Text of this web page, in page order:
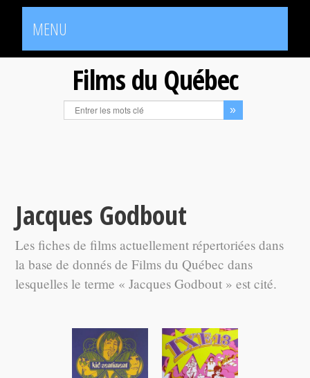
MENU
Films du Québec
Jacques Godbout
Les fiches de films actuellement répertoriées dans
la base de donnés de Films du Québec dans
lesquelles le terme « Jacques Godbout » est cité.